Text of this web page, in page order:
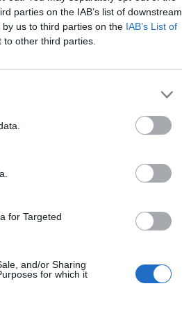
parties on the IAB’s list of downstream
us to third parties on the IAB’s List of
other third parties.
for Targeted
and/or Sharing
for which it
et
D’UN REGARD POSITIF POUR